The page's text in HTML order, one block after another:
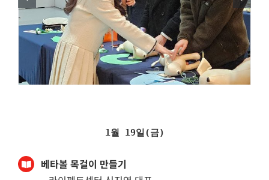
1월 19일(금)
베타볼 목걸이 만들기